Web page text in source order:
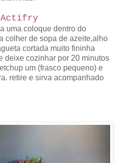
Actifry
uma coloque dentro do
colher de sopa de azeite,alho
cortada muito fininha
deixe cozinhar por 20 minutos
um (frasco pequeno) e
retire e sirva acompanhado